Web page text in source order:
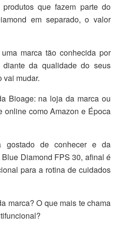
que fazem parte do
em separado, o valor
marca tão conhecida por
da qualidade do seus
vai mudar.
Bioage: na loja da marca ou
online como Amazon e Época
gostado de conhecer e da
Diamond FPS 30, afinal é
para a rotina de cuidados
marca? O que mais te chama